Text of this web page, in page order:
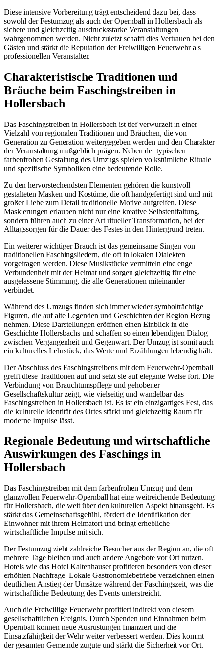
Diese intensive Vorbereitung trägt entscheidend dazu bei, dass
sowohl der Festumzug als auch der Opernball in Hollersbach als
sichere und gleichzeitig ausdrucksstarke Veranstaltungen
wahrgenommen werden. Nicht zuletzt schafft dies Vertrauen bei den
Gästen und stärkt die Reputation der Freiwilligen Feuerwehr als
professionellen Veranstalter.
Charakteristische Traditionen und
Bräuche beim Faschingstreiben in
Hollersbach
Das Faschingstreiben in Hollersbach ist tief verwurzelt in einer
Vielzahl von regionalen Traditionen und Bräuchen, die von
Generation zu Generation weitergegeben werden und den Charakter
der Veranstaltung maßgeblich prägen. Neben der typischen
farbenfrohen Gestaltung des Umzugs spielen volkstümliche Rituale
und spezifische Symboliken eine bedeutende Rolle.
Zu den hervorstechendsten Elementen gehören die kunstvoll
gestalteten Masken und Kostüme, die oft handgefertigt sind und mit
großer Liebe zum Detail traditionelle Motive aufgreifen. Diese
Maskierungen erlauben nicht nur eine kreative Selbstentfaltung,
sondern führen auch zu einer Art ritueller Transformation, bei der
Alltagssorgen für die Dauer des Festes in den Hintergrund treten.
Ein weiterer wichtiger Brauch ist das gemeinsame Singen von
traditionellen Faschingsliedern, die oft in lokalen Dialekten
vorgetragen werden. Diese Musikstücke vermitteln eine enge
Verbundenheit mit der Heimat und sorgen gleichzeitig für eine
ausgelassene Stimmung, die alle Generationen miteinander
verbindet.
Während des Umzugs finden sich immer wieder symbolträchtige
Figuren, die auf alte Legenden und Geschichten der Region Bezug
nehmen. Diese Darstellungen eröffnen einen Einblick in die
Geschichte Hollersbachs und schaffen so einen lebendigen Dialog
zwischen Vergangenheit und Gegenwart. Der Umzug ist somit auch
ein kulturelles Lehrstück, das Werte und Erzählungen lebendig hält.
Der Abschluss des Faschingstreibens mit dem Feuerwehr-Opernball
greift diese Traditionen auf und setzt sie auf elegante Weise fort. Die
Verbindung von Brauchtumspflege und gehobener
Gesellschaftskultur zeigt, wie vielseitig und wandelbar das
Faschingstreiben in Hollersbach ist. Es ist ein einzigartiges Fest, das
die kulturelle Identität des Ortes stärkt und gleichzeitig Raum für
moderne Impulse lässt.
Regionale Bedeutung und wirtschaftliche
Auswirkungen des Faschings in
Hollersbach
Das Faschingstreiben mit dem farbenfrohen Umzug und dem
glanzvollen Feuerwehr-Opernball hat eine weitreichende Bedeutung
für Hollersbach, die weit über den kulturellen Aspekt hinausgeht. Es
stärkt das Gemeinschaftsgefühl, fördert die Identifikation der
Einwohner mit ihrem Heimatort und bringt erhebliche
wirtschaftliche Impulse mit sich.
Der Festumzug zieht zahlreiche Besucher aus der Region an, die oft
mehrere Tage bleiben und auch andere Angebote vor Ort nutzen.
Hotels wie das Hotel Kaltenhauser profitieren besonders von dieser
erhöhten Nachfrage. Lokale Gastronomiebetriebe verzeichnen einen
deutlichen Anstieg der Umsätze während der Faschingszeit, was die
wirtschaftliche Bedeutung des Events unterstreicht.
Auch die Freiwillige Feuerwehr profitiert indirekt von diesem
gesellschaftlichen Ereignis. Durch Spenden und Einnahmen beim
Opernball können neue Ausrüstungen finanziert und die
Einsatzfähigkeit der Wehr weiter verbessert werden. Dies kommt
der gesamten Gemeinde zugute und stärkt die Sicherheit vor Ort.